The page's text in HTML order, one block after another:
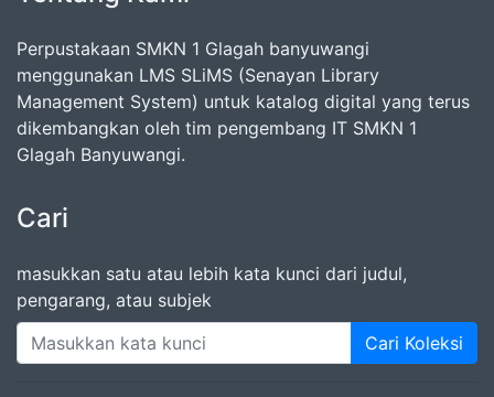
Perpustakaan SMKN 1 Glagah banyuwangi
menggunakan LMS SLiMS (Senayan Library
Management System) untuk katalog digital yang terus
dikembangkan oleh tim pengembang IT SMKN 1
Glagah Banyuwangi.
Cari
masukkan satu atau lebih kata kunci dari judul,
pengarang, atau subjek
Cari Koleksi